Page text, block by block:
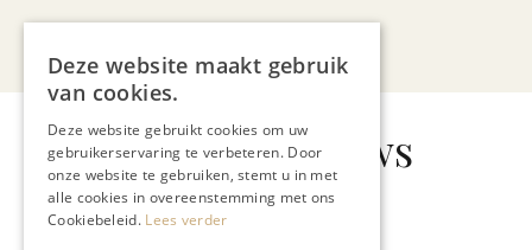
Gerelateerd nieuws
Deze website maakt gebruik
van cookies.
Deze website gebruikt cookies om uw
gebruikerservaring te verbeteren. Door
onze website te gebruiken, stemt u in met
alle cookies in overeenstemming met ons
Cookiebeleid. Lees verder